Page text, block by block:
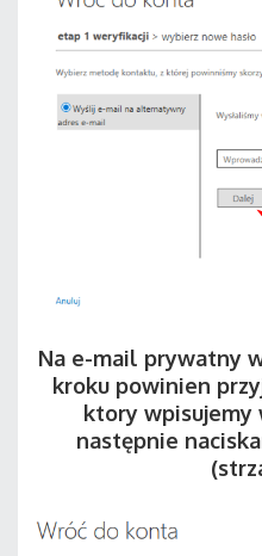
Na e-mail prywatny
kroku powinien
ktory wpisujemy
następnie